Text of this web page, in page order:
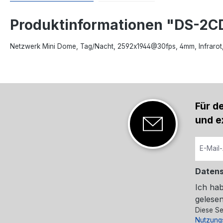
Produktinformationen "DS-
Netzwerk Mini Dome, Tag/Nacht, 2592x1944@30fps, 4mm,
Für
und
Ich
Diese